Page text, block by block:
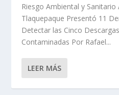
Riesgo Ambiental y
Tlaquepaque Presentó 11
Detectar las Cinco
Contaminadas Por Rafael...
LEER MÁS